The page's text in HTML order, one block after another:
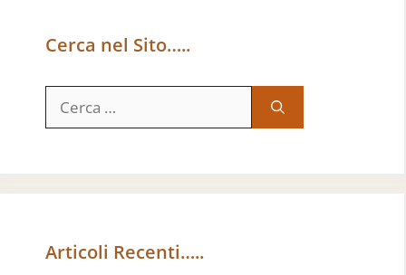
Cerca nel Sito…..
per:
Articoli Recenti…..